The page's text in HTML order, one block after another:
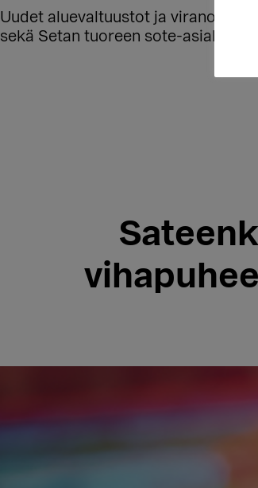
Uudet aluevaltuustot ja
sekä Setan tuoreen sote-asiakirjan.